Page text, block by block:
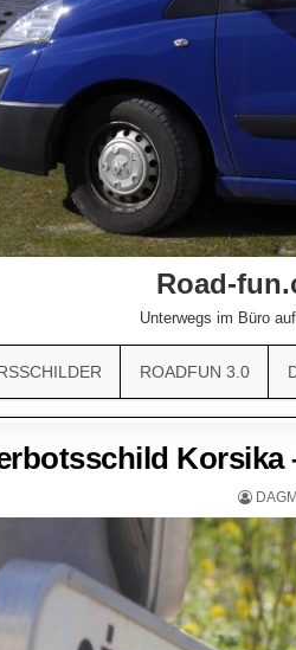
Road-
Unterwegs im Büro
ROADFUN 3.0
Korsika